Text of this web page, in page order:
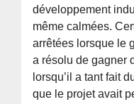
développement
même calmées.
arrêtées lorsque le
a résolu de gagner
lorsqu’il a tant fait
que le projet avait